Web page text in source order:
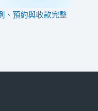
、預約與收款完整